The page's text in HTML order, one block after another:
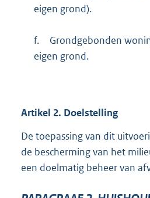
eigen grond).
f.
Grondgebonden
eigen grond.
Artikel 2. Doelstelling
De toepassing van dit
de bescherming van het
een doelmatig beheer van